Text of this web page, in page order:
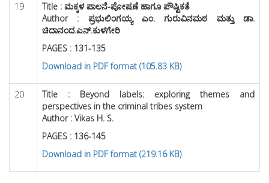
19 Title : ಮಕ್ಕಳ ಪಾಲನೆ-ಪೋಷಣೆ ಹಾಗೂ ಪೌಷ್ಟಿಕತೆ
Author : ಪ್ರಭುಲಿಂಗಯ್ಯ ಎಂ. ಗುರುವಿನಮಠ ಮತ್ತು ಡಾ.
ಚಿದಾನಂದ.ಎನ್.ಕುಳಗೇರಿ
PAGES : 131-135
Download in PDF format (105.83 KB)
20 Title : Beyond labels: exploring themes and
perspectives in the criminal tribes system
Author : Vikas H. S.
PAGES : 136-145
Download in PDF format (219.16 KB)